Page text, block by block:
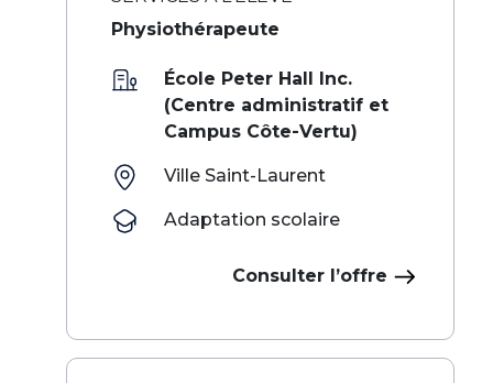
Physiothérapeute
École Peter Hall Inc.
(Centre administratif et
Campus Côte-Vertu)
Ville Saint-Laurent
Adaptation scolaire
Consulter l’offre